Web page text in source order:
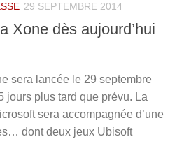
29 SEPTEMBRE 2014
Xone dès aujourd’hui
sera lancée le 29 septembre
jours plus tard que prévu. La
sera accompagnée d’une
dont deux jeux Ubisoft